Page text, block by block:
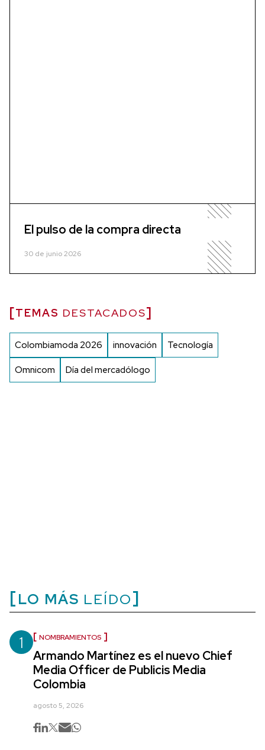
El pulso de la compra directa
30 de junio 2026
TEMAS DESTACADOS
Colombiamoda 2026 innovación Tecnología
Omnicom Día del mercadólogo
LO MÁS LEÍDO
1 NOMBRAMIENTOS
Armando Martínez es el nuevo Chief
Media Officer de Publicis Media
Colombia
agosto 5, 2026